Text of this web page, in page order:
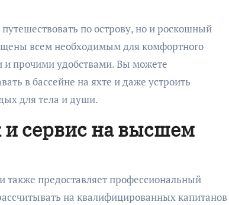
по острову, но и роскошный
всем необходимым для комфортного
прочими удобствами. Вы можете
в бассейне на яхте и даже устроить
для тела и души.
сервис на высшем
предоставляет профессиональный
на квалифицированных капитанов